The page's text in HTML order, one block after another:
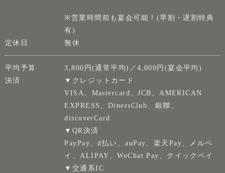
※営業時間前も宴会可能！(早割・遅割特典
有)
定休日
無休
平均予算
3,800円(通常平均)／4,000円(宴会平均)
決済
▼クレジットカード
VISA、Mastercard、JCB、AMERICAN
EXPRESS、DinersClub、銀聯、
discoverCard
▼QR決済
PayPay、d払い、auPay、楽天Pay、メルペ
イ、ALIPAY、WeChat Pay、クイックペイ
▼交通系IC